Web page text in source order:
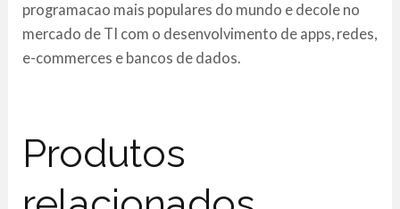
programacao mais populares do mundo e decole no
mercado de TI com o desenvolvimento de apps, redes,
e-commerces e bancos de dados.
Produtos